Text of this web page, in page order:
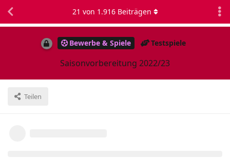
Bewerbe & Spiele Testspiele
Saisonvorbereitung 2022/23
Teilen
21 von 1.916Beiträgen